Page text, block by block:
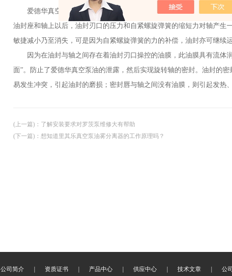
爱德华真空泵油密封体按照不同部位分为底部、腰部、刃口和密封
油封座和轴上以后，油封刃口的压力和自紧螺旋弹簧的缩短力对轴产
敏捷减小乃至消失，可是因为自紧螺旋弹簧的力的补偿，油封亦可继续运
因为在油封与轴之间存在着油封刃口操控的油膜，此油膜具有流体
面”。防止了爱德华真空泵油的泄露，然后实现旋转轴的密封。油封的
易发生冲突，引起油封的磨损；密封唇与轴之间没有油膜，则引起发热、
(上一篇) ： 了解安装要求对罗茨泵维修大有帮助
(下一篇) ： 想知道里其乐真空泵油雾分离器的工作原理吗？
公司简介 资质证书 产品中心 供应中心 技术文章 公